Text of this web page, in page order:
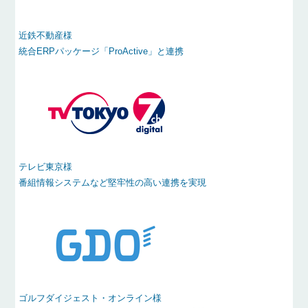
近鉄不動産様
統合ERPパッケージ「ProActive」と連携
テレビ東京様
番組情報システムなど堅牢性の高い連携を実現
ゴルフダイジェスト・オンライン様